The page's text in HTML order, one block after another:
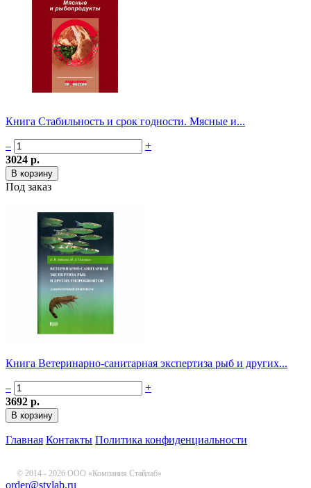
Книга Стабильность и срок годности. Мясные и...
–
+
3024 р.
Под заказ
Книга Ветеринарно-санитарная экспертиза рыб и других...
–
+
3692 р.
Главная Контакты Политика конфиденциальности
© 2014 - 2026 ООО «Компания Стайлаб»
order@stylab.ru